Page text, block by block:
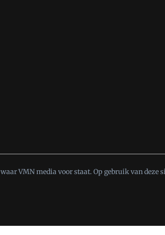
waar VMN media voor staat. Op gebruik van deze